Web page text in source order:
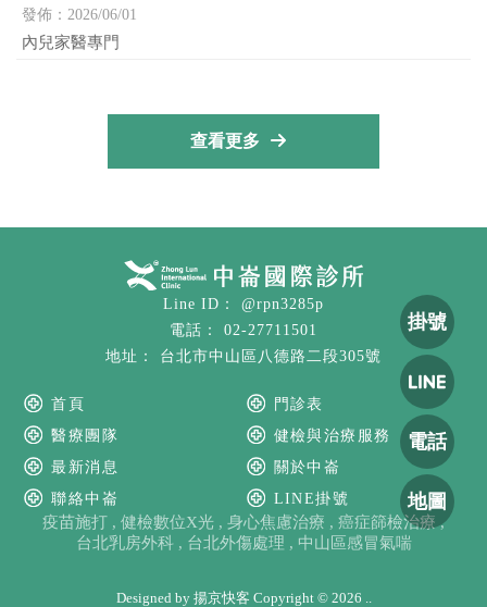
發佈：2026/06/01
內兒家醫專門
查看更多
@rpn3285p
02-27711501
台北市中山區八德路二段305號
首頁
門診表
醫療團隊
健檢與治療服務
最新消息
關於中崙
聯絡中崙
LINE掛號
疫苗施打 健檢數位X光 身心焦慮治療
癌症篩檢治療
台北乳房外科
台北外傷處理 中山區感冒氣喘
掛號
電話
地圖
Designed by 揚京快客 Copyright © 2026 ..